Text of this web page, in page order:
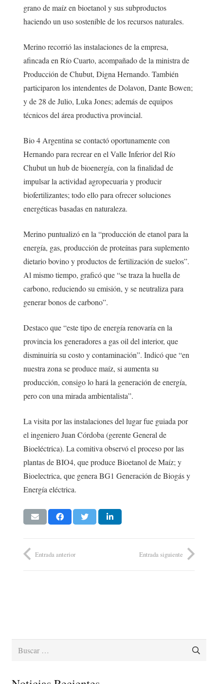
grano de maíz en bioetanol y sus subproductos
haciendo un uso sostenible de los recursos naturales.
Merino recorrió las instalaciones de la empresa,
afincada en Río Cuarto, acompañado de la ministra de
Producción de Chubut, Digna Hernando. También
participaron los intendentes de Dolavon, Dante Bowen;
y de 28 de Julio, Luka Jones; además de equipos
técnicos del área productiva provincial.
Bio 4 Argentina se contactó oportunamente con
Hernando para recrear en el Valle Inferior del Río
Chubut un hub de bioenergía, con la finalidad de
impulsar la actividad agropecuaria y producir
biofertilizantes; todo ello para ofrecer soluciones
energéticas basadas en naturaleza.
Merino puntualizó en la “producción de etanol para la
energía, gas, producción de proteínas para suplemento
dietario bovino y productos de fertilización de suelos”.
Al mismo tiempo, graficó que “se traza la huella de
carbono, reduciendo su emisión, y se neutraliza para
generar bonos de carbono”.
Destaco que “este tipo de energía renovaría en la
provincia los generadores a gas oil del interior, que
disminuiría su costo y contaminación”. Indicó que “en
nuestra zona se produce maíz, si aumenta su
producción, consigo lo hará la generación de energía,
pero con una mirada ambientalista”.
La visita por las instalaciones del lugar fue guiada por
el ingeniero Juan Córdoba (gerente General de
Bioeléctrica). La comitiva observó el proceso por las
plantas de BIO4, que produce Bioetanol de Maíz; y
Bioelectrica, que genera BG1 Generación de Biogás y
Energía eléctrica.
Entrada anterior Entrada siguiente